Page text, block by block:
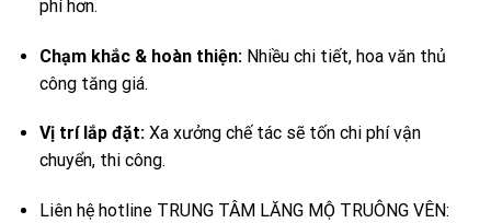
phí hơn.
Chạm khắc & hoàn thiện:Nhiều chi tiết, hoa văn thủ
công tăng giá.
Vị trí lắp đặt:Xa xưởng chế tác sẽ tốn chi phí vận
chuyển, thi công.
Liên hệ hotline TRUNG TÂM LĂNG MỘ TRUÔNG VÊN: